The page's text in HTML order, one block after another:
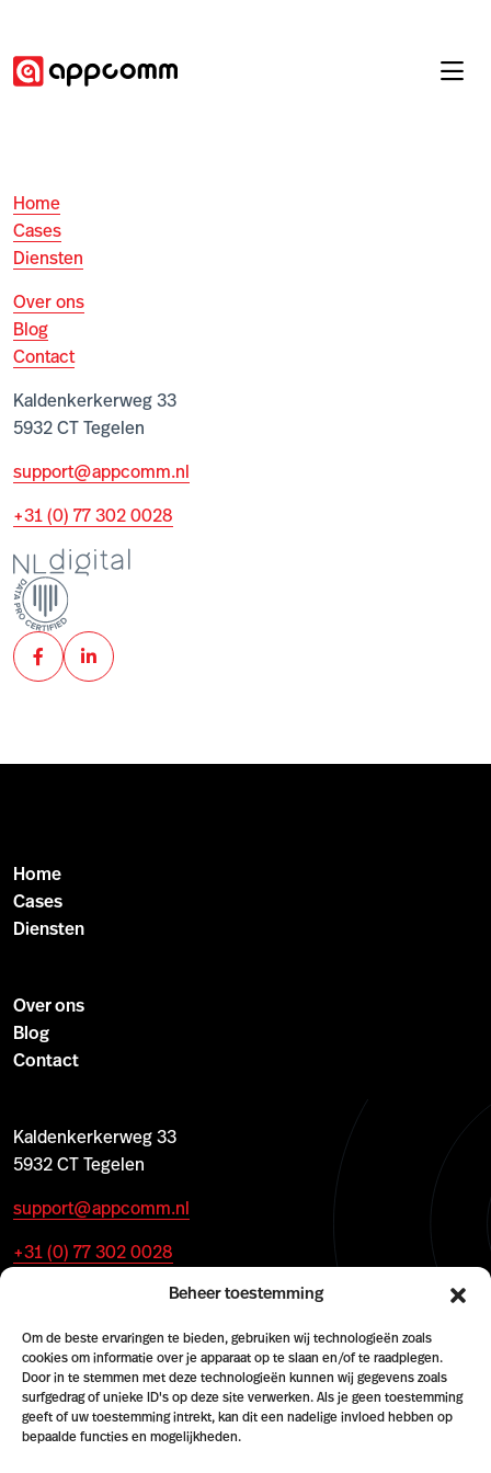
Beheer toestemming
Om de beste ervaringen te bieden, gebruiken wij technologieën zoals
cookies om informatie over je apparaat op te slaan en/of te raadplegen.
Door in te stemmen met deze technologieën kunnen wij gegevens zoals
surfgedrag of unieke ID's op deze site verwerken. Als je geen toestemming
geeft of uw toestemming intrekt, kan dit een nadelige invloed hebben op
bepaalde functies en mogelijkheden.
Home
Cases
Diensten
Over ons
Blog
Contact
Kaldenkerkerweg 33
5932 CT Tegelen
support@appcomm.nl
+31 (0) 77 302 0028
Home
Cases
Diensten
Over ons
Blog
Contact
Kaldenkerkerweg 33
5932 CT Tegelen
support@appcomm.nl
+31 (0) 77 302 0028